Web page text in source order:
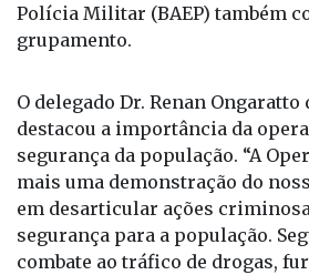
Polícia Militar (BAEP) também
grupamento.
O delegado Dr. Renan Ongaratto
destacou a importância da
segurança da população. “A
mais uma demonstração do
em desarticular ações
segurança para a população.
combate ao tráfico de drogas,